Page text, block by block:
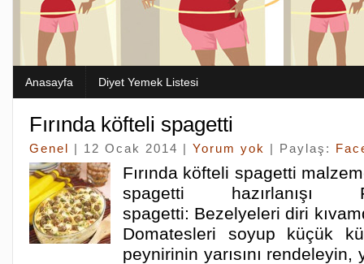
Anasayfa Diyet Yemek Listesi
Fırında köfteli spagetti
Genel | 12 Ocak 2014 | Yorum yok | Paylaş:
Fırında köfteli spagetti
spagetti hazırlanışı
spagetti: Bezelyeleri diri
Domatesleri soyup küçük
peynirinin yarısını rendeleyin,